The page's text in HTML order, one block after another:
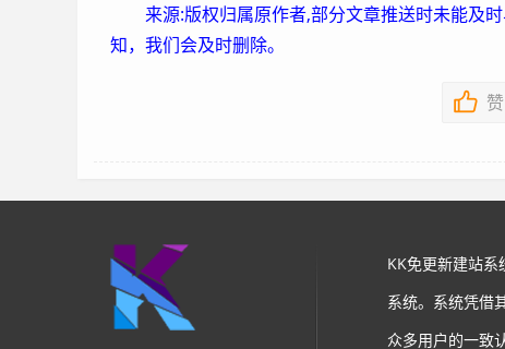
来源:版权归属原作者,部分文章推送时未能及
知，我们会及时删除。
赞
KK免更新建站
系统。系统凭借
众多用户的一致